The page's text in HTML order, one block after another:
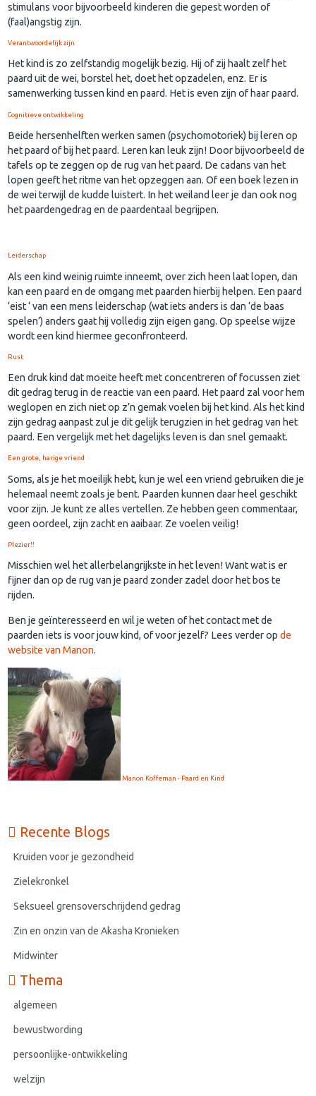
stimulans voor bijvoorbeeld kinderen die gepest worden of
(faal)angstig zijn.
Verantwoordelijk zijn
Het kind is zo zelfstandig mogelijk bezig. Hij of zij haalt zelf het
paard uit de wei, borstel het, doet het opzadelen, enz. Er is
samenwerking tussen kind en paard. Het is even zijn of haar paard.
Cognitieve ontwikkeling
Beide hersenhelften werken samen (psychomotoriek) bij leren op
het paard of bij het paard. Leren kan leuk zijn! Door bijvoorbeeld de
tafels op te zeggen op de rug van het paard. De cadans van het
lopen geeft het ritme van het opzeggen aan. Of een boek lezen in
de wei terwijl de kudde luistert. In het weiland leer je dan ook nog
het paardengedrag en de paardentaal begrijpen.
Leiderschap
Als een kind weinig ruimte inneemt, over zich heen laat lopen, dan
kan een paard en de omgang met paarden hierbij helpen. Een paard
‘eist ‘ van een mens leiderschap (wat iets anders is dan ‘de baas
spelen’) anders gaat hij volledig zijn eigen gang. Op speelse wijze
wordt een kind hiermee geconfronteerd.
Rust
Een druk kind dat moeite heeft met concentreren of focussen ziet
dit gedrag terug in de reactie van een paard. Het paard zal voor hem
weglopen en zich niet op z’n gemak voelen bij het kind. Als het kind
zijn gedrag aanpast zul je dit gelijk terugzien in het gedrag van het
paard. Een vergelijk met het dagelijks leven is dan snel gemaakt.
Een grote, harige vriend
Soms, als je het moeilijk hebt, kun je wel een vriend gebruiken die je
helemaal neemt zoals je bent. Paarden kunnen daar heel geschikt
voor zijn. Je kunt ze alles vertellen. Ze hebben geen commentaar,
geen oordeel, zijn zacht en aaibaar. Ze voelen veilig!
Plezier!!
Misschien wel het allerbelangrijkste in het leven! Want wat is er
fijner dan op de rug van je paard zonder zadel door het bos te
rijden.
Ben je geïnteresseerd en wil je weten of het contact met de
paarden iets is voor jouw kind, of voor jezelf? Lees verder opde
website van Manon.
Manon Koffeman - Paard en Kind
Recente Blogs
Kruiden voor je gezondheid
Zielekronkel
Seksueel grensoverschrijdend gedrag
Zin en onzin van de Akasha Kronieken
Midwinter
Thema
algemeen
bewustwording
persoonlijke-ontwikkeling
welzijn